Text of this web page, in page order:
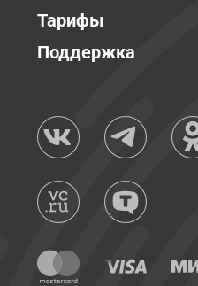
Тарифы
Поддержка